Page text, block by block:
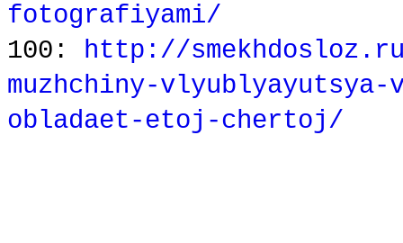
fotografiyami/
100: http://
muzhchiny-
obladaet-etoj-chertoj/